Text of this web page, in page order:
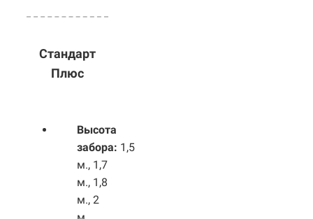
Стандарт
Плюс
Высота
забора: 1,5
м., 1,7
м., 1,8
м., 2